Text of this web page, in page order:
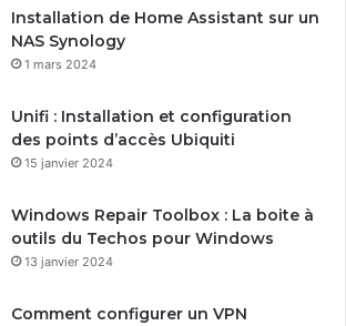
Installation de Home Assistant sur un
NAS Synology
1 mars 2024
Unifi : Installation et configuration
des points d’accès Ubiquiti
15 janvier 2024
Windows Repair Toolbox : La boite à
outils du Techos pour Windows
13 janvier 2024
Comment configurer un VPN